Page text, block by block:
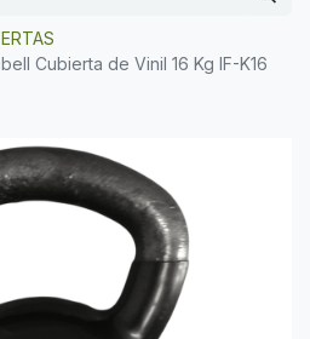
Cubierta de Vinil 16 Kg IF-K16